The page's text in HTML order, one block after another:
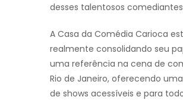
desses talentosos
A Casa da Comédia Carioca
realmente consolidando seu
uma referência na cena de
Rio de Janeiro, oferecendo
de shows acessíveis e para